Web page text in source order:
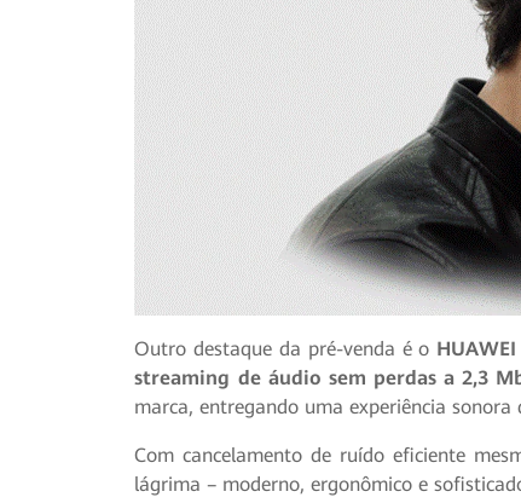
Outro destaque da pré-venda é o
streaming de áudio sem perdas a 2,3
marca, entregando uma experiência
Com cancelamento de ruído eficiente
lágrima – moderno, ergonômico e